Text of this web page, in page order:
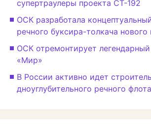
супертраулеры проекта СТ-192
ОСК разработала
речного буксира-толкача нового
ОСК отремонтирует
«Мир»
В России активно идет
дноуглубительного речного флота